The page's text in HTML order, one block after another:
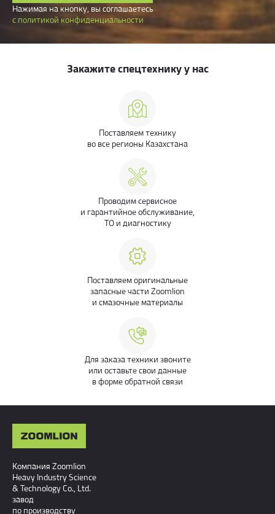
Нажимая на кнопку, вы соглашаетесь
с политикой конфиденциальности
Закажите спецтехнику у нас
Поставляем технику
во все регионы Казахстана
Проводим сервисное
и гарантийное обслуживание,
ТО и диагностику
Поставляем оригинальные
запасные части Zoomlion
и смазочные материалы
Для заказа техники звоните
или оставьте свои данные
в форме обратной связи
Компания Zoomlion
Heavy Industry Science
& Technology Co., Ltd.
завод
по производству